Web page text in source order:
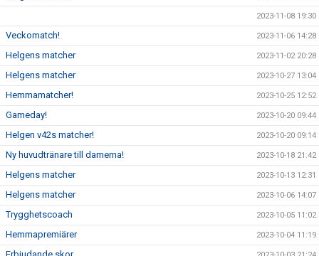
2023-11-08 19:30
Veckomatch! 2023-11-06 14:28
Helgens matcher 2023-11-02 20:28
Helgens matcher 2023-10-27 13:04
Hemmamatcher! 2023-10-25 12:52
Gameday! 2023-10-20 09:44
Helgen v42s matcher! 2023-10-20 09:14
Ny huvudtränare till damerna! 2023-10-18 21:42
Helgens matcher 2023-10-13 12:31
Helgens matcher 2023-10-06 14:07
Trygghetscoach 2023-10-05 11:02
Hemmapremiärer 2023-10-04 11:19